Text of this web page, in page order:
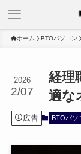
ホーム BTOパソコン
経理
適な
2026
2/07
広告 BTOパソ